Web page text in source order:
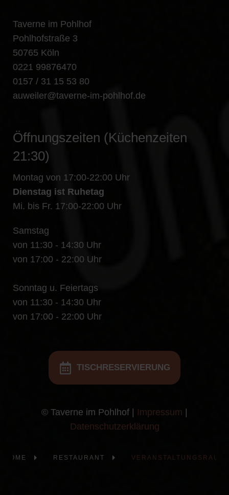
Taverne im Pohlhof
Pohlhofstraße 3
50765 Köln
0221 99876470
0157 / 31 15 53 80
auweiler@taverne-im-pohlhof.de
Öffnungszeiten (Küchenzeiten
21:30)
Montag von 17:00-22:00 Uhr
Dienstag ist Ruhetag
Mi. bis Fr. 17:00-22:00 Uhr
Samstag
von 11:30 - 14:30 Uhr
von 17:00 - 22:00 Uhr
Sonntag u. Feiertags
von 11:30 - 14:30 Uhr
von 17:00 - 22:00 Uhr
TISCHRESERVIERUNG
© Taverne im Pohlhof | Impressum
Datenschutzerklärung
HOME RESTAURANT VERANSTALTUNGSRAUM